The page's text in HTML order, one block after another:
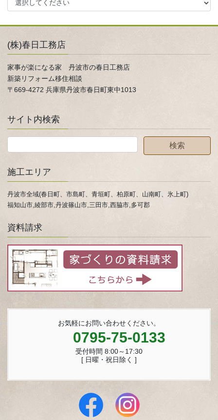
(株)春日工務店
家事が楽になる家 丹波市の春日工務店
新築リフォーム移住相談
〒669-4272 兵庫県丹波市春日町東中1013
サイト内検索
施工エリア
丹波市全域(春日町、市島町、青垣町、柏原町、山南町、氷上町)
福知山市,綾部市,丹波篠山市,三田市,西脇市,多可郡
資料請求
お気軽にお問い合わせください。
0795-75-0133
受付時間 8:00～17:30
[ 日曜・祝日除く ]